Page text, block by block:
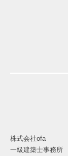
株式会社ofa
一級建築士事務所